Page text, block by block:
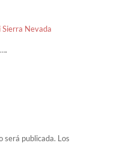
será publicada. Los